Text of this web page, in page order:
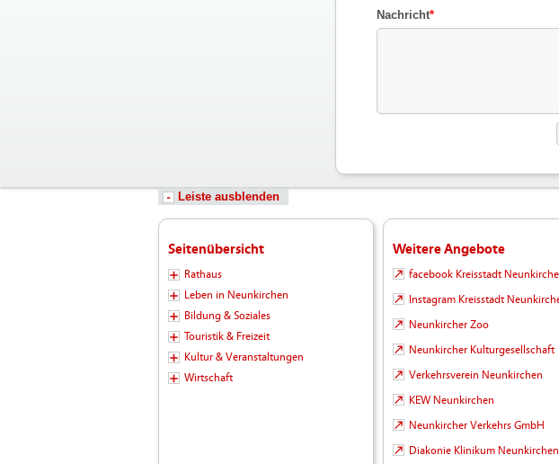
Nachricht*
Leiste ausblenden
Seitenübersicht
Rathaus
Leben in Neunkirchen
Bildung & Soziales
Touristik & Freizeit
Kultur & Veranstaltungen
Wirtschaft
Weitere Angebote
facebook Kreisstadt
Instagram Kreisstadt
Neunkircher Zoo
Neunkircher Kulturgesellschaft
Verkehrsverein Neunkirchen
KEW Neunkirchen
Neunkircher Verkehrs GmbH
Diakonie Klinikum Neunkirchen